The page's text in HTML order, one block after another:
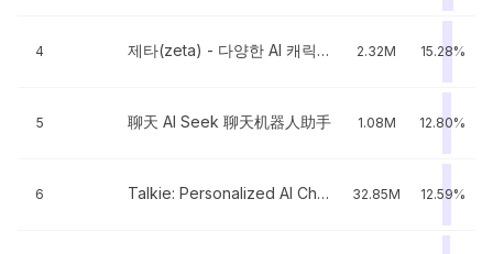
4 제타(zeta) - 다양한 AI 캐릭터와 나만의 스토리 2.32M 15.28%
5 聊天 AI Seek 聊天机器人助手 1.08M 12.80%
6 Talkie: Personalized AI Chats 32.85M 12.59%